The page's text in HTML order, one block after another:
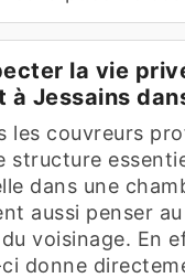
la vie
Jessains
les couvreurs
structure
dans une
aussi penser
voisinage. En
donne